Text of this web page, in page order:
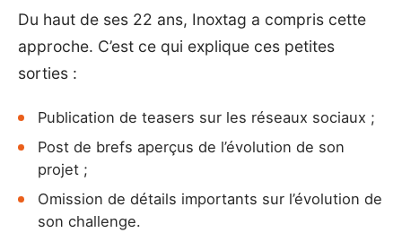
Du haut de ses 22 ans, Inoxtag a compris cette
approche. C’est ce qui explique ces petites
sorties :
Publication de teasers sur les réseaux sociaux ;
Post de brefs aperçus de l’évolution de son
projet ;
Omission de détails importants sur l’évolution de
son challenge.